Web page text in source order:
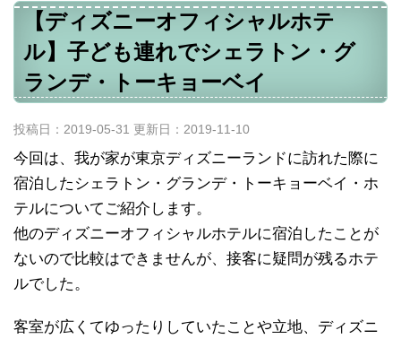
【ディズニーオフィシャルホテ
ル】子ども連れでシェラトン・グ
ランデ・トーキョーベイ
投稿日：2019-05-31 更新日： 2019-11-10
今回は、我が家が東京ディズニーランドに訪れた際に
宿泊したシェラトン・グランデ・トーキョーベイ・ホ
テルについてご紹介します。
他のディズニーオフィシャルホテルに宿泊したことが
ないので比較はできませんが、接客に疑問が残るホテ
ルでした。
客室が広くてゆったりしていたことや立地、ディズニ